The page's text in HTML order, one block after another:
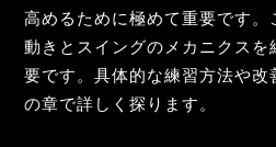
高めるために極めて重要です
動きとスイングのメカニクス
要です。具体的な練習方法や改
の章で詳しく探ります。